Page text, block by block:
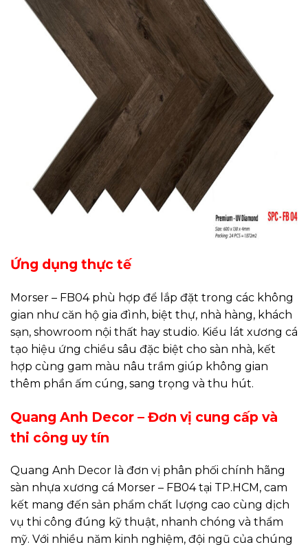
Ứng dụng thực tế
Morser – FB04 phù hợp để lắp đặt trong các không
gian như căn hộ gia đình, biệt thự, nhà hàng, khách
sạn, showroom nội thất hay studio. Kiểu lát xương cá
tạo hiệu ứng chiều sâu đặc biệt cho sàn nhà, kết
hợp cùng gam màu nâu trầm giúp không gian
thêm phần ấm cúng, sang trọng và thu hút.
Quang Anh Decor – Đơn vị cung cấp và
thi công uy tín
Quang Anh Decor là đơn vị phân phối chính hãng
sàn nhựa xương cá Morser – FB04 tại TP.HCM, cam
kết mang đến sản phẩm chất lượng cao cùng dịch
vụ thi công đúng kỹ thuật, nhanh chóng và thẩm
mỹ. Với nhiều năm kinh nghiệm, đội ngũ của chúng